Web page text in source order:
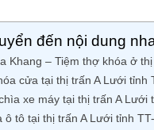
đến nội dung
Khang – Tiệm thợ khóa ở
cửa tại thị trấn A Lưới tỉnh
xe máy tại thị trấn A Lưới
ô tô tại thị trấn A Lưới tỉnh